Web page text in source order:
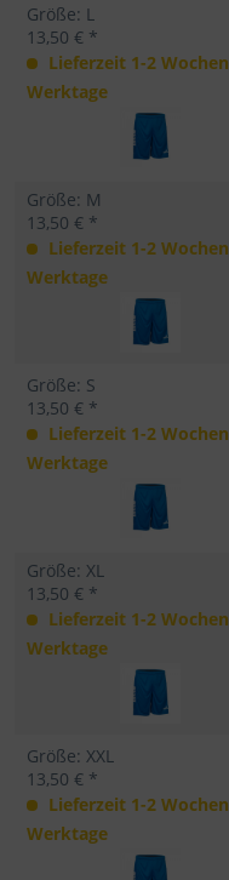
Größe: L
13,50 € *
Lieferzeit 1-2 Wochen
Werktage
Größe: M
13,50 € *
Lieferzeit 1-2 Wochen
Werktage
Größe: S
13,50 € *
Lieferzeit 1-2 Wochen
Werktage
Größe: XL
13,50 € *
Lieferzeit 1-2 Wochen
Werktage
Größe: XXL
13,50 € *
Lieferzeit 1-2 Wochen
Werktage